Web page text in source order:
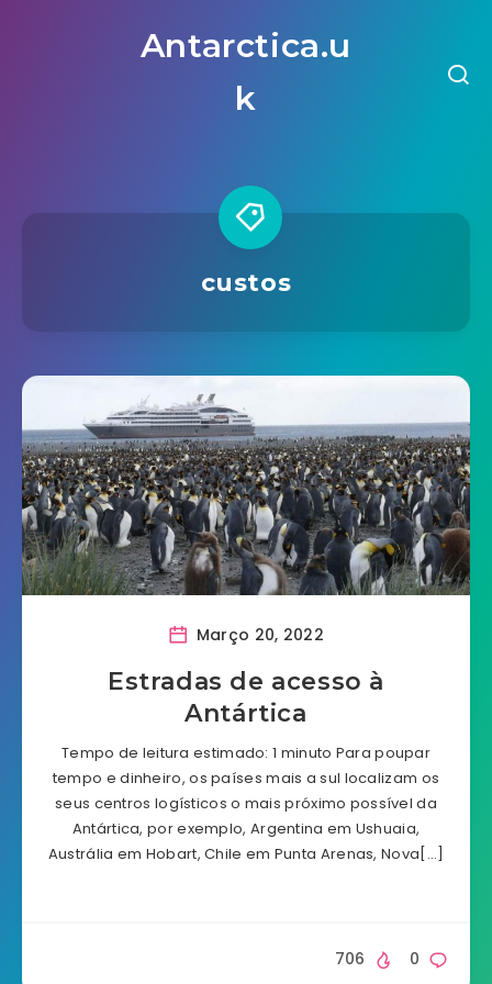
Antarctica.u
k
custos
Março 20, 2022
Estradas de acesso à
Antártica
Tempo de leitura estimado: 1 minuto Para poupar
tempo e dinheiro, os países mais a sul localizam os
seus centros logísticos o mais próximo possível da
Antártica, por exemplo, Argentina em Ushuaia,
Austrália em Hobart, Chile em Punta Arenas, Nova[…]
0
706